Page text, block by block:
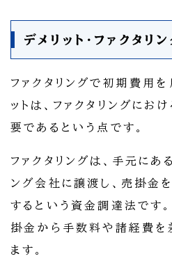
デメリット・ファクタリ
ファクタリングで初期費用
ットは、ファクタリングにお
要であるという点です。
ファクタリングは、手元にあ
ング会社に譲渡し、売掛金
するという資金調達法です
掛金から手数料や諸経費を
ます。